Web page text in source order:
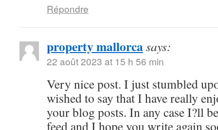
Répondre
property mallorcasays:
22 août 2023 at 15 h 56 min
Very nice post. I just stumbled
wished to say that I have really
your blog posts. In any case I?ll
feed and I hope you write again